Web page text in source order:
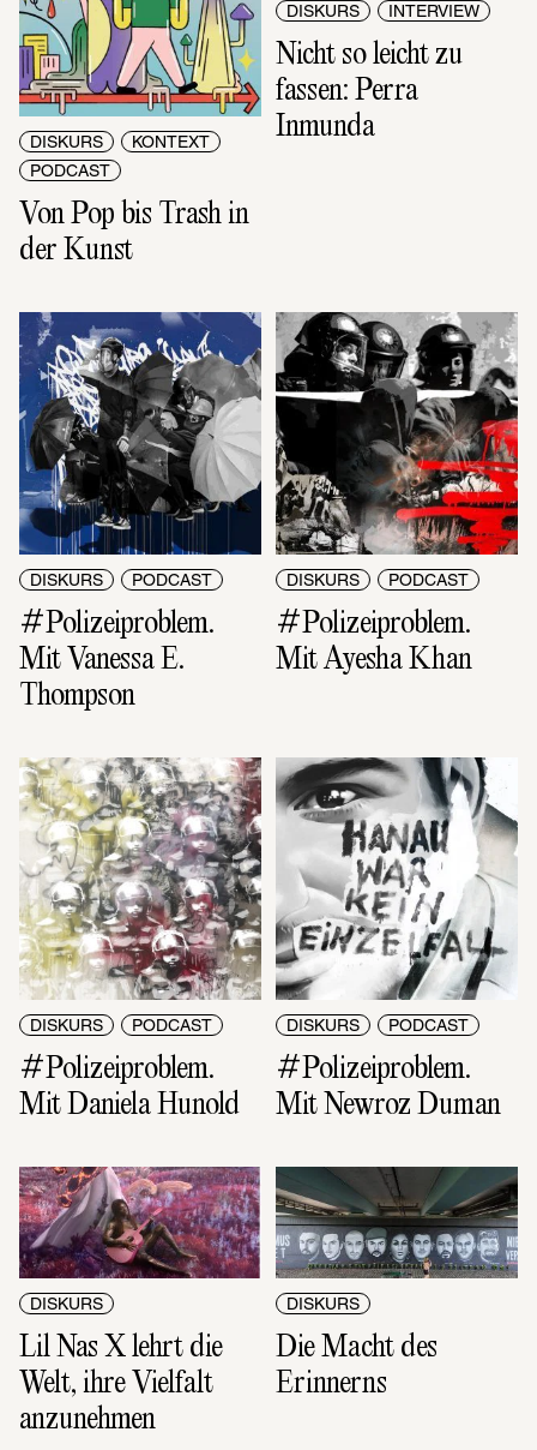
DISKURS
KONTEXT
PODCAST
Von Pop bis Trash in
der Kunst
DISKURS INTERVIEW
Nicht so leicht zu
fassen: Perra
Inmunda
DISKURS PODCAST
#Polizeiproblem.
Mit Vanessa E.
Thompson
DISKURS PODCAST
#Polizeiproblem.
Mit Ayesha Khan
DISKURS PODCAST
#Polizeiproblem.
Mit Daniela Hunold
DISKURS PODCAST
#Polizeiproblem.
Mit Newroz Duman
DISKURS
Lil Nas X lehrt die
Welt, ihre Vielfalt
anzunehmen
DISKURS
Die Macht des
Erinnerns